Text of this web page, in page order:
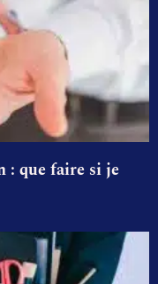
: que faire si je